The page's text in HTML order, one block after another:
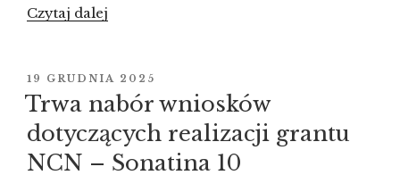
Czytaj dalej
OPUBLIKOWANE
W
19 GRUDNIA 2025
Trwa nabór wniosków
dotyczących realizacji grantu
NCN – Sonatina 10